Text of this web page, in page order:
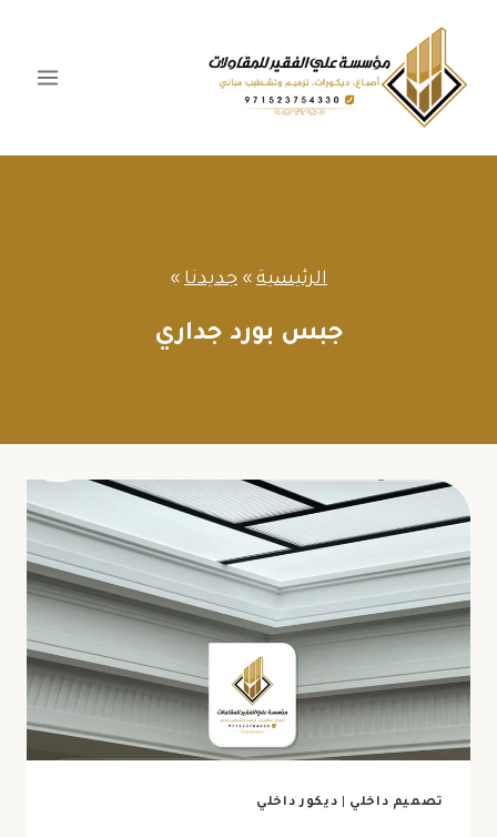
المحتوى
الرئيسية » جديدنا »
جبس بورد جداري
تصميم داخلي ديكور داخلي